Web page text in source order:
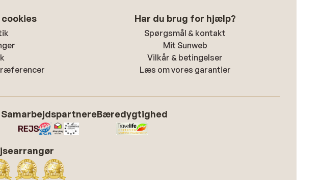
Har du brug for hjælp?
Spørgsmål & kontakt
Mit Sunweb
Vilkår & betingelser
Læs om vores garantier
SamarbejdspartnereBæredygtighed